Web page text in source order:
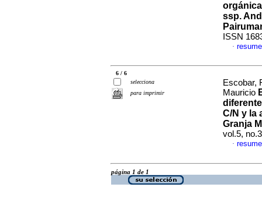
ssp.
ISSN
·
6 / 6
selecciona
para imprimir
Escobar,
Mauricio
C/N y la
Granja
vol.5,
·
página 1 de 1